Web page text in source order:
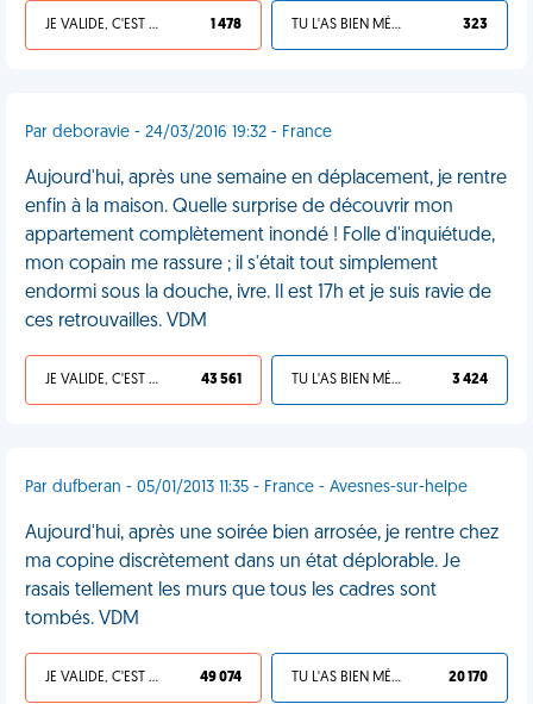
JE VALIDE, C'EST UNE VDM 1 478 TU L'AS BIEN MÉRITÉ 323
Par deboravie - 24/03/2016 19:32 - France
Aujourd'hui, après une semaine en déplacement, je rentre
enfin à la maison. Quelle surprise de découvrir mon
appartement complètement inondé ! Folle d'inquiétude,
mon copain me rassure ; il s'était tout simplement
endormi sous la douche, ivre. Il est 17h et je suis ravie de
ces retrouvailles. VDM
JE VALIDE, C'EST UNE VDM 43 561 TU L'AS BIEN MÉRITÉ 3 424
Par dufberan - 05/01/2013 11:35 - France - Avesnes-sur-helpe
Aujourd'hui, après une soirée bien arrosée, je rentre chez
ma copine discrètement dans un état déplorable. Je
rasais tellement les murs que tous les cadres sont
tombés. VDM
JE VALIDE, C'EST UNE VDM 49 074 TU L'AS BIEN MÉRITÉ 20 170